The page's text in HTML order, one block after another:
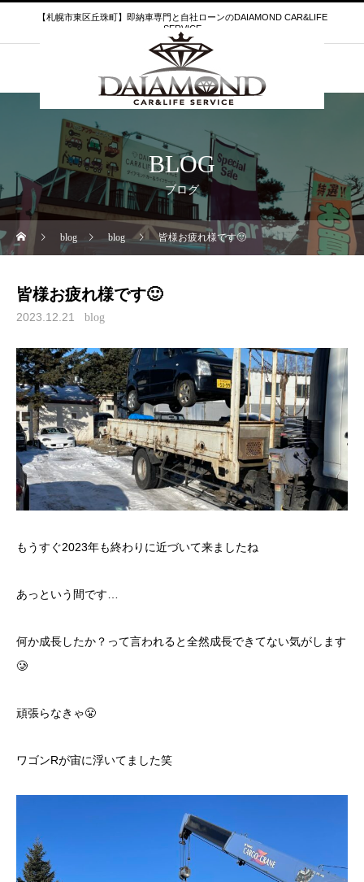
【札幌市東区丘珠町】即納車専門と自社ローンのDAIAMOND CAR&LIFE
SERVICE
BLOG
ブログ
blog blog 皆様お疲れ様です🙂
皆様お疲れ様です🙂
2023.12.21 blog
もうすぐ2023年も終わりに近づいて来ましたね
あっという間です…
何か成長したか？って言われると全然成長できてない気がします
🥲
頑張らなきゃ😤
ワゴンRが宙に浮いてました笑